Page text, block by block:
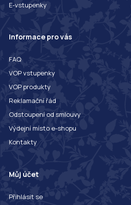
E-vstupenky
Informace pro vás
FAQ
VOP vstupenky
VOP produkty
Reklamační řád
Odstoupení od smlouvy
Výdejní místo e-shopu
Kontakty
Můj účet
Přihlásit se